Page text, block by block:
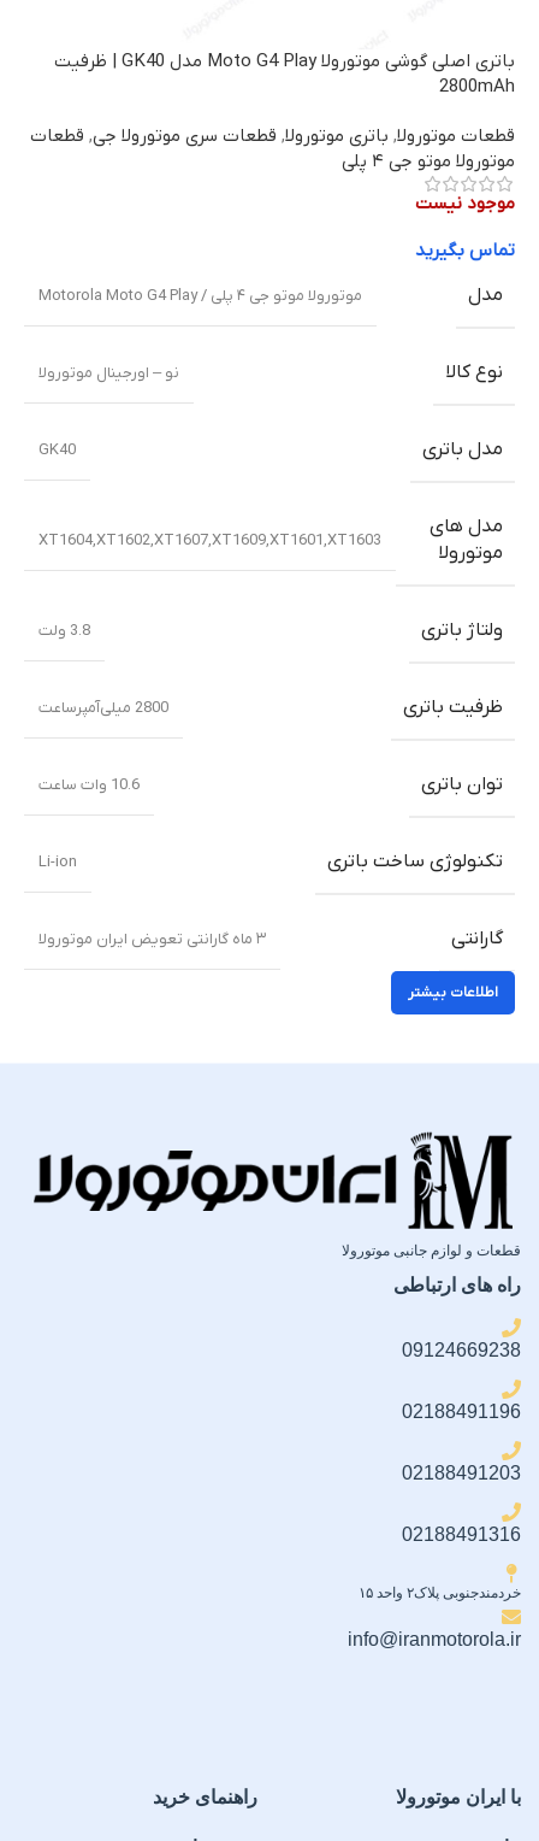
باتری اصلی گوشی موتورولا Moto G4 Play مدل GK40 | ظرفیت
2800mAh
قطعات موتورولا, باتری موتورولا, قطعات سری موتورولا جی, قطعات
موتورولا موتو جی ۴ پلی
موجود نیست
تماس بگیرید
مدل
موتورولا موتو جی ۴ پلی / Motorola Moto G4 Play
نوع کالا نو – اورجینال موتورولا
مدل باتری GK40
مدل های
موتورولا
XT1604,XT1602,XT1607,XT1609,XT1601,XT1603
ولتاژ باتری 3.8 ولت
ظرفیت باتری 2800 میلی‌‌‌آمپرساعت
توان باتری 10.6 وات ساعت
تکنولوژی ساخت باتری Li-ion
گارانتی ۳ ماه گارانتی تعویض ایران موتورولا
اطلاعات بیشتر
قطعات و لوازم جانبی موتورولا
راه های ارتباطی
09124669238
02188491196
02188491203
02188491316
خردمندجنوبی پلاک۲ واحد ۱۵
info@iranmotorola.ir
با ایران موتورولا راهنمای خرید